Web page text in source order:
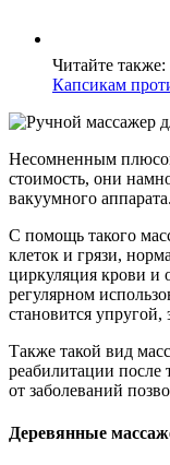
Читайте также:
Капсикам
Несомненным
стоимость, они
вакуумного аппарата.
С помощь такого
клеток и грязи,
циркуляция крови и
регулярном
становится упругой,
Также такой вид
реабилитации после
от заболеваний
Деревянные